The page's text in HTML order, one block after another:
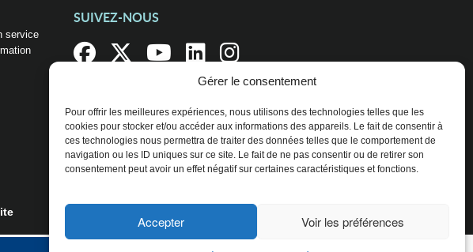
Gérer le consentement
Pour offrir les meilleures expériences, nous utilisons des technologies telles que les
cookies pour stocker et/ou accéder aux informations des appareils. Le fait de consentir à
ces technologies nous permettra de traiter des données telles que le comportement de
navigation ou les ID uniques sur ce site. Le fait de ne pas consentir ou de retirer son
consentement peut avoir un effet négatif sur certaines caractéristiques et fonctions.
Accepter Voir les préférences
service
SUIVEZ-NOUS